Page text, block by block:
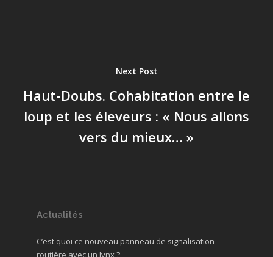
Next Post
Haut-Doubs. Cohabitation entre le
loup et les éleveurs : « Nous allons
vers du mieux… »
Actualités
C’est quoi ce nouveau panneau de signalisation
routière avec un lynx ?